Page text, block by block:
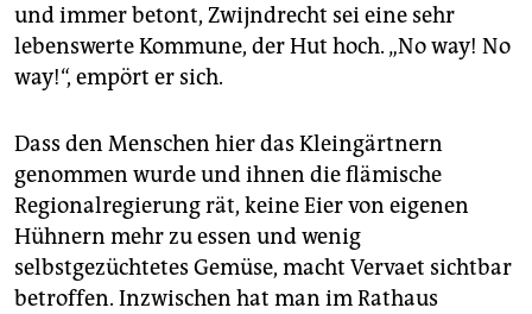
und immer betont, Zwijndrecht sei eine sehr
lebenswerte Kommune, der Hut hoch. „No way! No
way!“, empört er sich.
Dass den Menschen hier das Kleingärtnern
genommen wurde und ihnen die flämische
Regionalregierung rät, keine Eier von eigenen
Hühnern mehr zu essen und wenig
selbstgezüchtetes Gemüse, macht Vervaet sichtbar
betroffen. Inzwischen hat man im Rathaus